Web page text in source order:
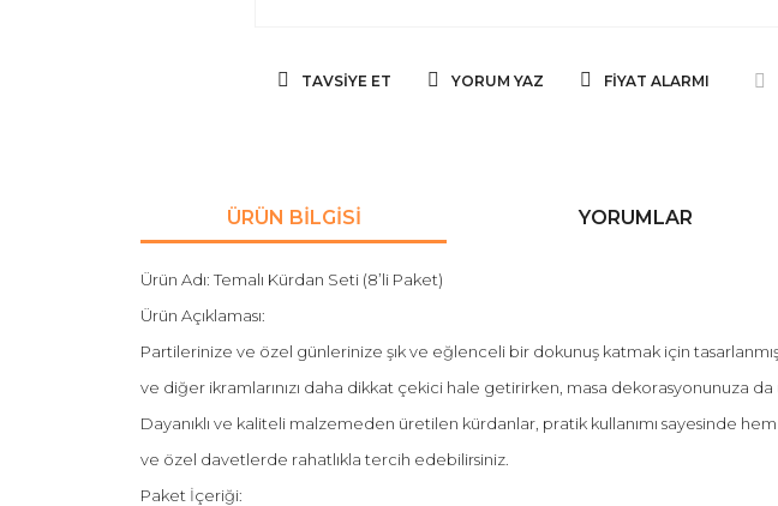
TAVSIYE ET YORUM YAZ FIYAT ALARMI
ÜRÜN BILGISI YORUMLAR
Ürün Adı: Temalı Kürdan Seti (8’li Paket)
Ürün Açıklaması:
Partilerinize ve özel günlerinize şık ve eğlenceli bir dokunuş katmak için
ve diğer ikramlarınızı daha dikkat çekici hale getirirken, masa dekorasyonunuza da
Dayanıklı ve kaliteli malzemeden üretilen kürdanlar, pratik kullanımı sayesinde
ve özel davetlerde rahatlıkla tercih edebilirsiniz.
Paket İçeriği: